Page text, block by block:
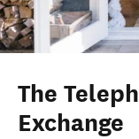
The
Exchange